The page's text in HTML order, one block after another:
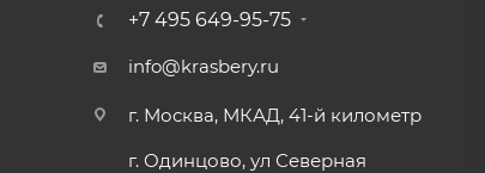
+7 495 649-95-75
info@krasbery.ru
г. Москва, МКАД, 41-й километр
г. Одинцово, ул Северная